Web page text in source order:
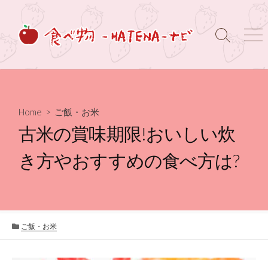
ツ
検
メ
Home > ご飯・お米
古米の賞味期限!おいしい炊
き方やおすすめの食べ方は?
カ
ご飯・お米